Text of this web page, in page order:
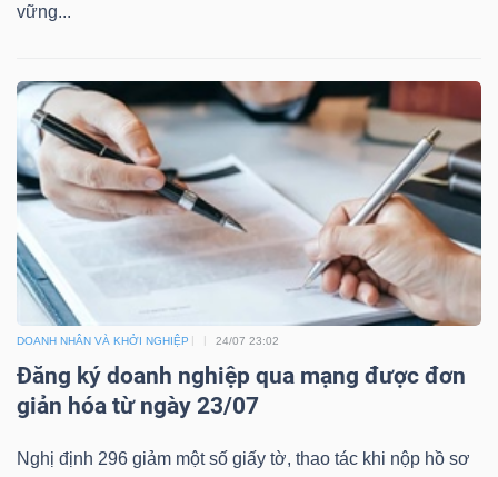
vững...
DOANH NHÂN VÀ KHỞI NGHIỆP 24/07 23:02
Đăng ký doanh nghiệp qua mạng được đơn
giản hóa từ ngày 23/07
Nghị định 296 giảm một số giấy tờ, thao tác khi nộp hồ sơ